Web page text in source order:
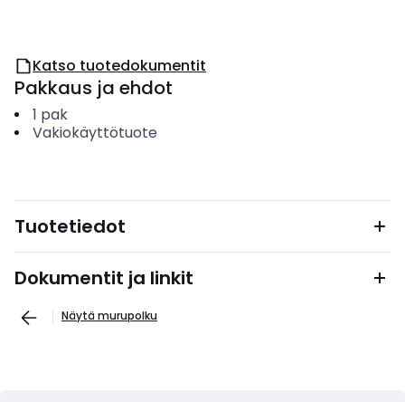
Katso tuotedokumentit
Pakkaus ja ehdot
1 pak
Vakiokäyttötuote
Tuotetiedot
Dokumentit ja linkit
Näytä murupolku